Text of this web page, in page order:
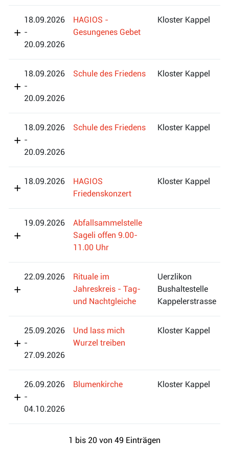
18.09.2026
-
20.09.2026
HAGIOS -
Gesungenes Gebet
Kloster Kappel
18.09.2026
-
20.09.2026
Schule des Friedens Kloster Kappel
18.09.2026
-
20.09.2026
Schule des Friedens Kloster Kappel
18.09.2026
HAGIOS
Friedenskonzert
Kloster Kappel
19.09.2026
Abfallsammelstelle
Sageli offen 9.00-
11.00 Uhr
22.09.2026
Rituale im
Jahreskreis - Tag-
und Nachtgleiche
Uerzlikon
Bushaltestelle
Kappelerstrasse
25.09.2026
-
27.09.2026
Und lass mich
Wurzel treiben
Kloster Kappel
26.09.2026
-
04.10.2026
Blumenkirche Kloster Kappel
1 bis 20 von 49 Einträgen